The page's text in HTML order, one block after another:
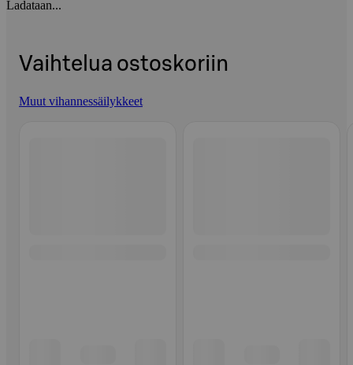
Ladataan...
Vaihtelua ostoskoriin
Muut vihannessäilykkeet